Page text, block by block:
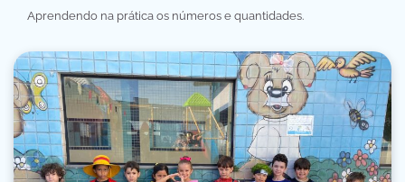
Aprendendo na prática os números e quantidades.